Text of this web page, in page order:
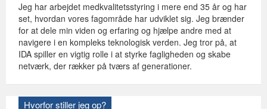
Jeg har arbejdet medkvalitetsstyring i mere end 35 år og har
set, hvordan vores fagområde har udviklet sig. Jeg brænder
for at dele min viden og erfaring og hjælpe andre med at
navigere i en kompleks teknologisk verden. Jeg tror på, at
IDA spiller en vigtig rolle i at styrke fagligheden og skabe
netværk, der rækker på tværs af generationer.
Hvorfor stiller jeg op?